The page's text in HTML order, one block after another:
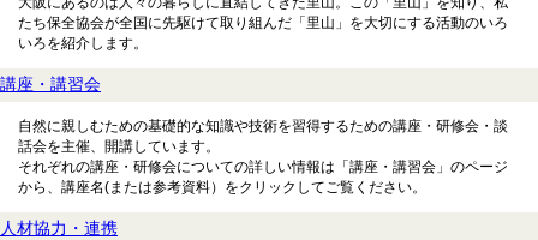
たち保全協会が全国に先駆けて取り組んだ「里山」を大切にする活動のいろ
いろを紹介します。
講座・講習会
自然に親しむための基礎的な知識や技術を習得するための講座・研修会・談
話会を主催、開講しています。
それぞれの講座・研修会についての詳しい情報は「講座・講習会」のページ
から、講座名(または参考資料）をクリックしてご覧ください。
人材協力・連携
協会活動の紹介
会報誌『都市と自然』
こどもと楽しむ自然の情報「しぜんに
マスコミの皆様へ
定款
協会内部規程
理事会予定